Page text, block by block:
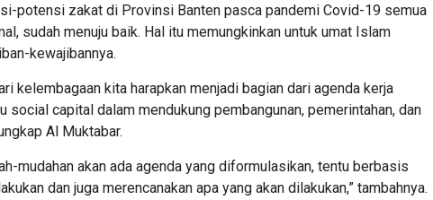
potensi zakat di Provinsi Banten pasca pandemi Covid-19 semua
sudah menuju baik. Hal itu memungkinkan untuk umat Islam
kewajibannya.
kelembagaan kita harapkan menjadi bagian dari agenda kerja
social capital dalam mendukung pembangunan, pemerintahan, dan
Al Muktabar.
mudahan akan ada agenda yang diformulasikan, tentu berbasis
dan juga merencanakan apa yang akan dilakukan,” tambahnya.